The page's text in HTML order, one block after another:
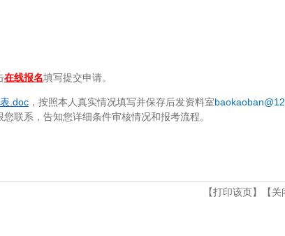
在线报名填写提交申请。
.doc ，按照本人真实情况填写并保存后发资料室
联系，告知您详细条件审核情况和报考流程。
【打印该页】【关